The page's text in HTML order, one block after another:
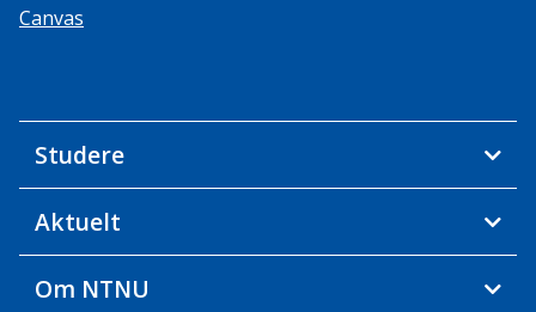
Canvas
Studere
Aktuelt
Om NTNU